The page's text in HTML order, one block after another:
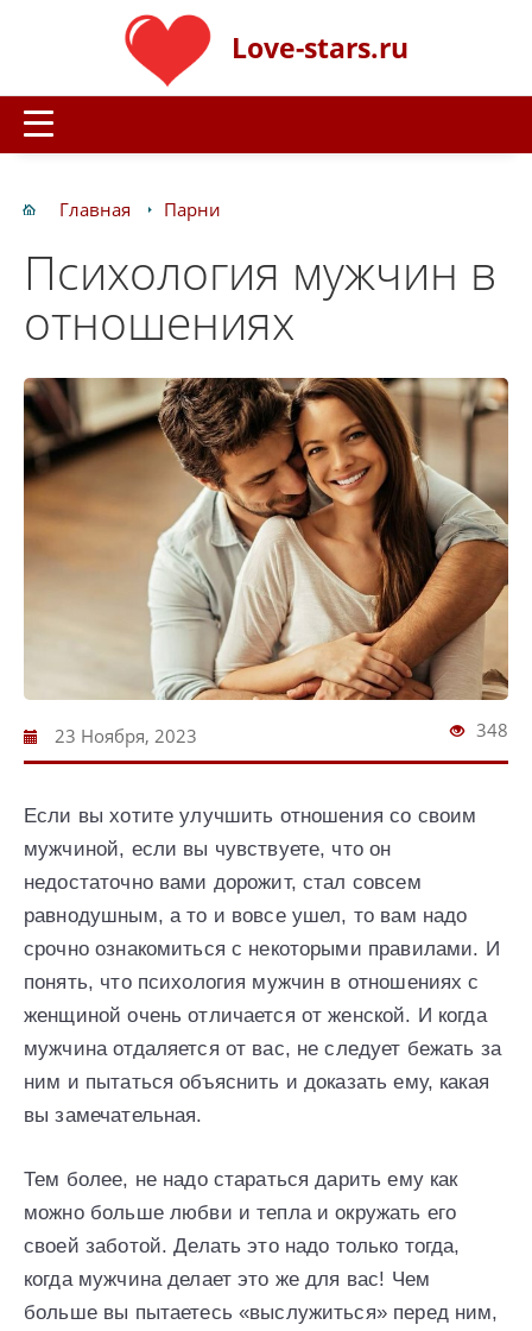
Love-stars.ru
Главная Парни
Психология мужчин в
отношениях
23 Ноября, 2023 348
Если вы хотите улучшить отношения со своим
мужчиной, если вы чувствуете, что он
недостаточно вами дорожит, стал совсем
равнодушным, а то и вовсе ушел, то вам надо
срочно ознакомиться с некоторыми правилами. И
понять, что психология мужчин в отношениях с
женщиной очень отличается от женской. И когда
мужчина отдаляется от вас, не следует бежать за
ним и пытаться объяснить и доказать ему, какая
вы замечательная.
Тем более, не надо стараться дарить ему как
можно больше любви и тепла и окружать его
своей заботой. Делать это надо только тогда,
когда мужчина делает это же для вас! Чем
больше вы пытаетесь «выслужиться» перед ним,